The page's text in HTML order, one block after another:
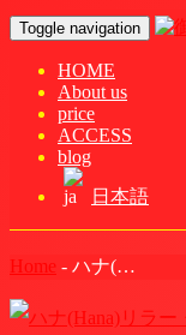
Toggle navigation
HOME
About us
price
ACCESS
blog
日本語
Home - ハナ(…